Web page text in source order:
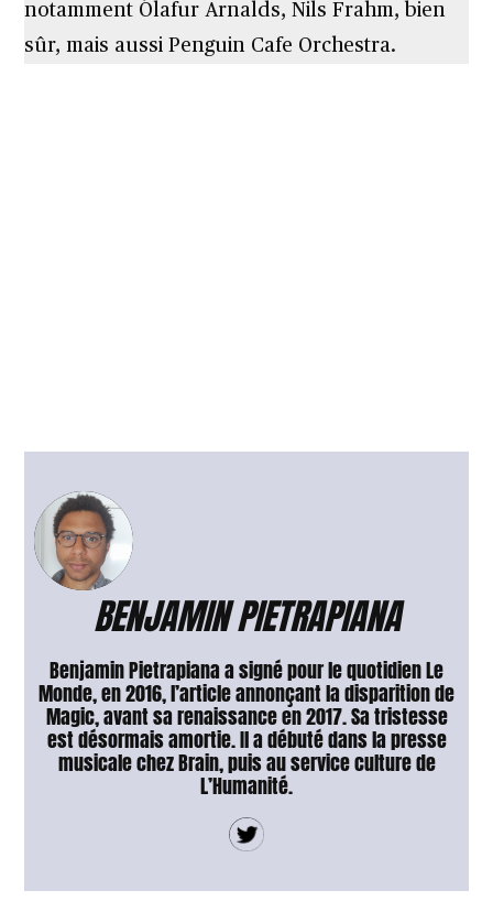
notamment Ólafur Arnalds, Nils Frahm, bien
sûr, mais aussi Penguin Cafe Orchestra.
BENJAMIN PIETRAPIANA
Benjamin Pietrapiana a signé pour le quotidien Le
Monde, en 2016, l’article annonçant la disparition de
Magic, avant sa renaissance en 2017. Sa tristesse
est désormais amortie. Il a débuté dans la presse
musicale chez Brain, puis au service culture de
L’Humanité.